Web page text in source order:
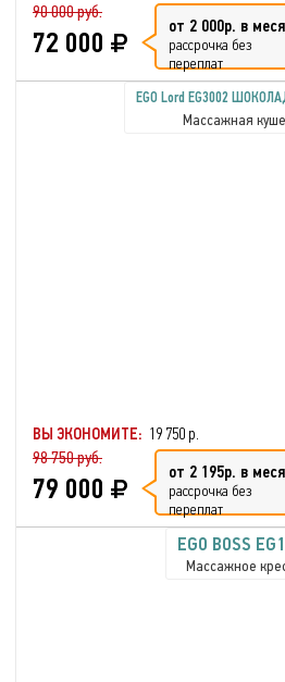
90 000 руб.
72 000 от 2 000р. в
рассрочка без
переплат
EGO Lord EG3002
Массажная
ВЫ ЭКОНОМИТЕ: 19 750 р.
98 750 руб.
79 000 от 2 195р. в
рассрочка без
переплат
EGO BOSS
Массажное